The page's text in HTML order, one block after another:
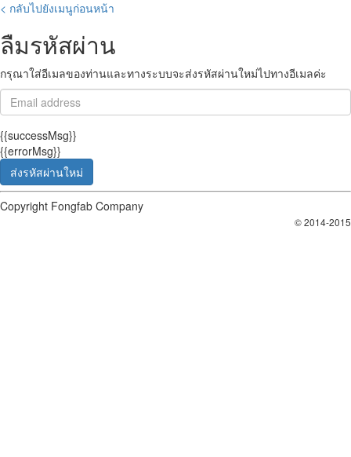
< กลับไปยังเมนูก่อนหน้า
ลืมรหัสผ่าน
กรุณาใส่อีเมลของท่านและทางระบบจะส่งรหัสผ่านใหม่ไปทางอีเมลค่ะ
{{successMsg}}
{{errorMsg}}
ส่งรหัสผ่านใหม่
Copyright Fongfab Company
© 2014-2015